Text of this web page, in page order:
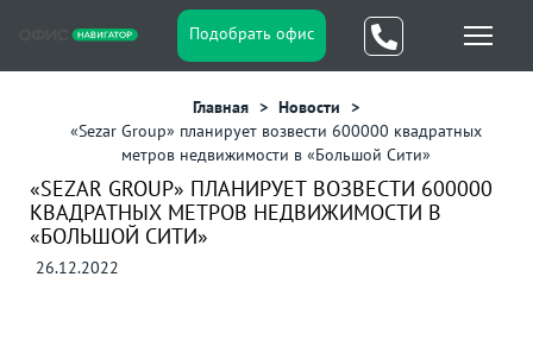
Подобрать офис
Главная
Новости
«Sezar Group» планирует возвести 600000 квадратных
метров недвижимости в «Большой Сити»
«SEZAR GROUP» ПЛАНИРУЕТ ВОЗВЕСТИ 600000
КВАДРАТНЫХ МЕТРОВ НЕДВИЖИМОСТИ В
«БОЛЬШОЙ СИТИ»
26.12.2022